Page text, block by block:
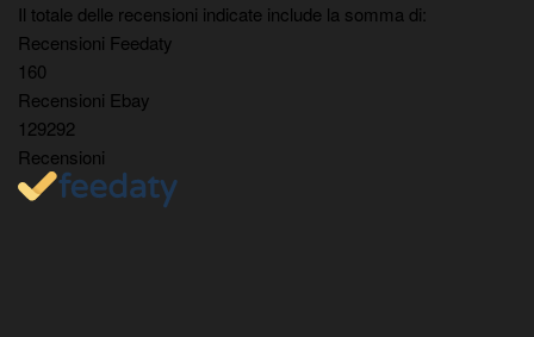
Il totale delle recensioni indicate include la somma di:
Recensioni Feedaty
160
Recensioni Ebay
129292
Recensioni